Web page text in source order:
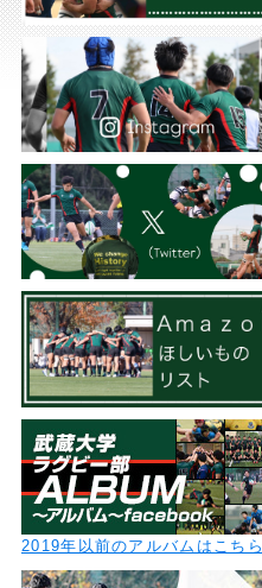
2019年以前のアルバムはこちら